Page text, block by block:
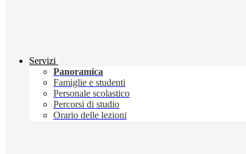
Servizi
Panoramica
Famiglie e studenti
Personale scolastico
Percorsi di studio
Orario delle lezioni